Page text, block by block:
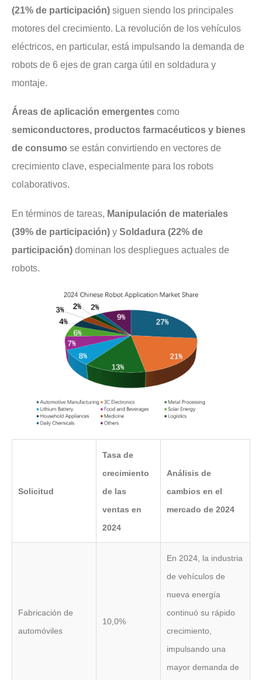
(21% de participación) siguen siendo los principales
motores del crecimiento. La revolución de los vehículos
eléctricos, en particular, está impulsando la demanda de
robots de 6 ejes de gran carga útil en soldadura y
montaje.
Áreas de aplicación emergentes como
semiconductores, productos farmacéuticos y bienes
de consumo se están convirtiendo en vectores de
crecimiento clave, especialmente para los robots
colaborativos.
En términos de tareas, Manipulación de materiales
(39% de participación) y Soldadura (22% de
participación) dominan los despliegues actuales de
robots.
Solicitud
Tasa de
crecimiento
de las
ventas en
2024
Análisis de
cambios en el
mercado de 2024
Fabricación de
automóviles
10,0%
En 2024, la industria
de vehículos de
nueva energía
continuó su rápido
crecimiento,
impulsando una
mayor demanda de